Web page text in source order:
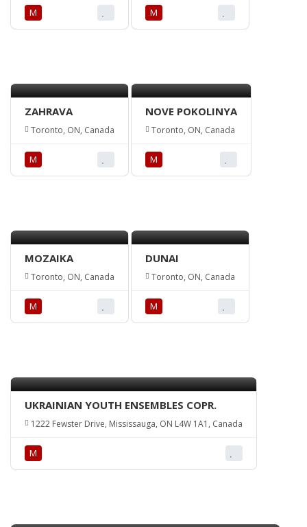
М М
ZAHRAVA
Toronto, ON, Canada
М
NOVE POKOLINYA
Toronto, ON, Canada
М
MOZAIKA
Toronto, ON, Canada
М
DUNAI
Toronto, ON, Canada
М
UKRAINIAN YOUTH ENSEMBLES COPR.
1222 Fewster Drive, Mississauga, ON L4W 1A1, Canada
М